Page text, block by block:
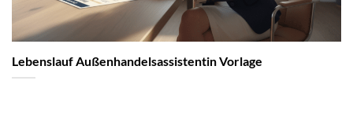
Lebenslauf Außenhandelsassistentin Vorlage